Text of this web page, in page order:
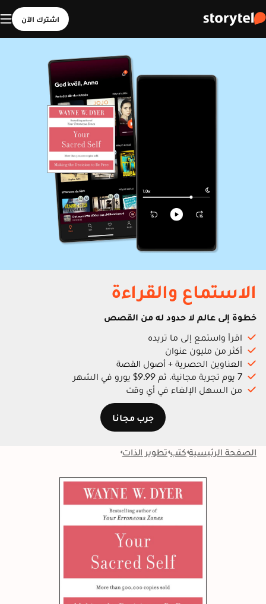
اشترك الآن
الاستماع والقراءة
خطوة إلى عالم لا حدود له من القصص
اقرأ واستمع إلى ما تريده
أكثر من مليون عنوان
العناوين الحصرية + أصول القصة
7 يوم تجربة مجانية، ثم 9.99$ يورو في الشهر
من السهل الإلغاء في أي وقت
جرب مجانا
الصفحة الرئيسية كتب تطوير الذات